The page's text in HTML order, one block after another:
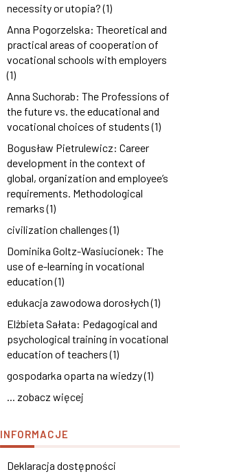
necessity or utopia? (1)
Anna Pogorzelska: Theoretical and
practical areas of cooperation of
vocational schools with employers
(1)
Anna Suchorab: The Professions of
the future vs. the educational and
vocational choices of students (1)
Bogusław Pietrulewicz: Career
development in the context of
global, organization and employee’s
requirements. Methodological
remarks (1)
civilization challenges (1)
Dominika Goltz-Wasiucionek: The
use of e-learning in vocational
education (1)
edukacja zawodowa dorosłych (1)
Elżbieta Sałata: Pedagogical and
psychological training in vocational
education of teachers (1)
gospodarka oparta na wiedzy (1)
... zobacz więcej
INFORMACJE
Deklaracja dostępności